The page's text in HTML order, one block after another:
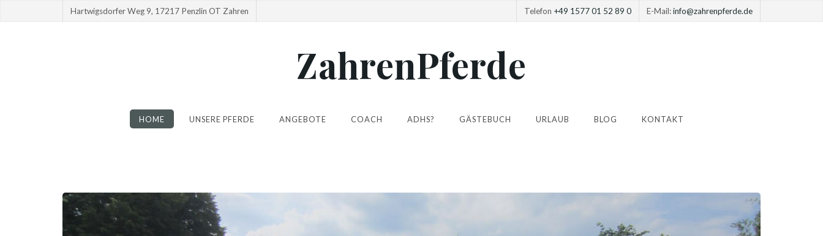
Hartwigsdorfer Weg 9, 17217 Penzlin OT Zahren Telefon +49 1577 01 52 89 0 E-Mail:info@zahrenpferde.de
ZahrenPferde
HOME UNSERE PFERDE ANGEBOTE COACH ADHS? GÄSTEBUCH URLAUB BLOG KONTAKT